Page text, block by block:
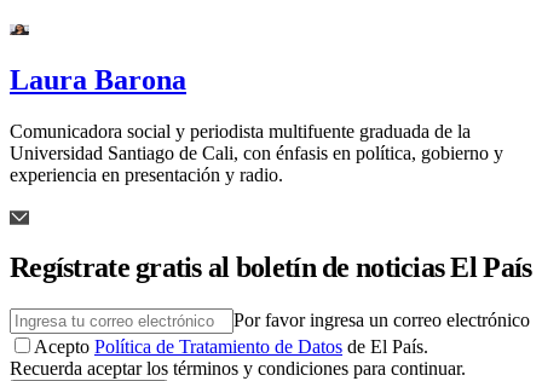
Laura Barona
Comunicadora social y periodista multifuente graduada de la
Universidad Santiago de Cali, con énfasis en política, gobierno y
experiencia en presentación y radio.
Regístrate gratis al boletín de noticias El País
Por favor ingresa un correo electrónico
Acepto Política de Tratamiento de Datos de El País.
Recuerda aceptar los términos y condiciones para continuar.